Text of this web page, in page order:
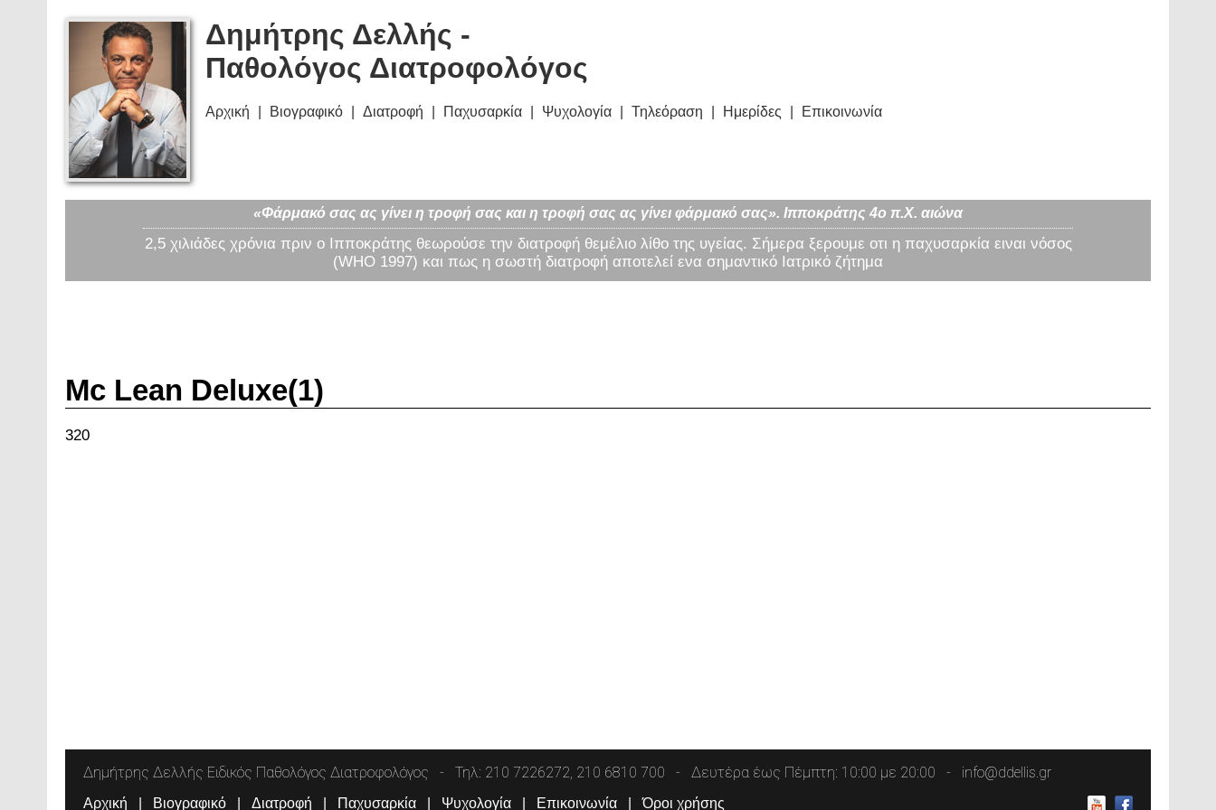
Δημήτρης Δελλής -
Παθολόγος Διατροφολόγος
Αρχική Βιογραφικό Διατροφή Παχυσαρκία Ψυχολογία Τηλεόραση Ημερίδες Επικοινωνία
«Φάρμακό σας ας γίνει η τροφή σας και η τροφή σας ας γίνει φάρμακό σας». Ιπποκράτης 4ο π.Χ. αιώνα
2,5 χιλιάδες χρόνια πριν ο Ιπποκράτης θεωρούσε την διατροφή θεμέλιο λίθο της υγείας. Σήμερα ξερουμε οτι η παχυσαρκία ειναι νόσος
(WHO 1997) και πως η σωστή διατροφή αποτελεί ενα σημαντικό Ιατρικό ζήτημα
Mc Lean Deluxe(1)
320
Δημήτρης Δελλής Ειδικός Παθολόγος Διατροφολόγος Τηλ: 210 7226272, 210 6810 700 Δευτέρα έως Πέμπτη: 10:00 με 20:00 info@ddellis.gr
Αρχική Βιογραφικό Διατροφή Παχυσαρκία Ψυχολογία Επικοινωνία Όροι χρήσης